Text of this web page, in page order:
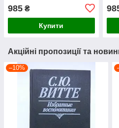
985 ₴
Купити
Акційні пропозиції та
–10%